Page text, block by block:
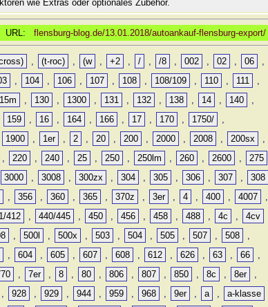
wie Extras oder optionales Zubehör.
URL: flensburg-blog.de/13.01.2018/autoankauf-flensburg-export/
, (t-roc) , (w , +2 , / , /8 , 002 , 02 , 06
,
, 104 , 106 , 107 , 108 , 108/109 , 110 , 111
,
, 130 , 1300 , 131 , 132 , 138 , 14 , 140
,
159 , 16 , 164 , 166 , 17 , 170 , 1750/
,
1900 , 1er , 2 , 20 , 200 , 2000 , 2008 , 200sx
,
, 220 , 240 , 25 , 250 , 250lm , 260 , 2600 ,
275
3000 , 3008 , 300zx , 304 , 305 , 306 , 307 ,
308
, 356 , 360 , 365 , 370z , 3er , 4 , 400 , 4007
,
412 , 440/445 , 450 , 456 , 458 , 488 , 4c , 4cv
, 500l , 500x , 503 , 504 , 505 , 507 , 508
,
, 604 , 605 , 607 , 608 , 612 , 626 , 63 , 66
,
, 7er , 8 , 80 , 806 , 807 , 850 , 8c , 8er
,
, 928 , 929 , 944 , 959 , 968 , 9er , a , a-klasse